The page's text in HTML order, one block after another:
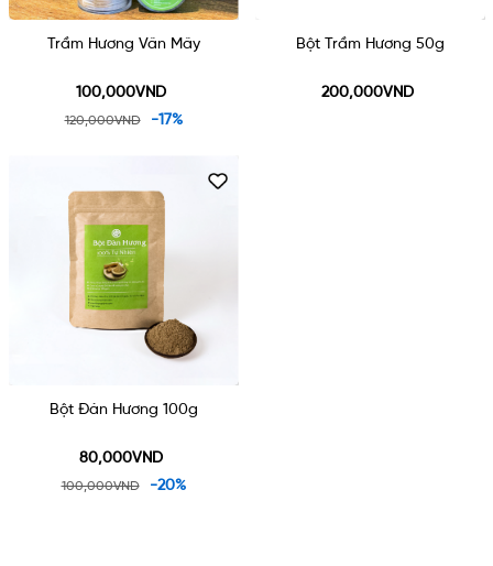
Trầm Hương Vân Mây
100,000VND
120,000VND -17%
Bột Trầm Hương 50g
200,000VND
Bột Đàn Hương 100g
80,000VND
100,000VND -20%